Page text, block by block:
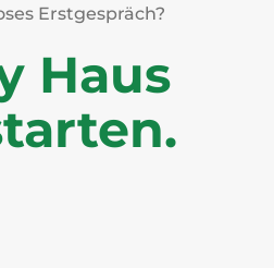
Erstgespräch?
Haus